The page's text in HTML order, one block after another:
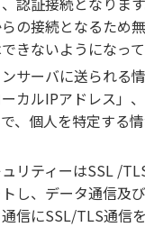
の接続となるため
きないようになって
サーバに送られる
カルIPアドレス」
、個人を特定する
リティーはSSL /
し、データ通信及
信にSSL/TLS通信